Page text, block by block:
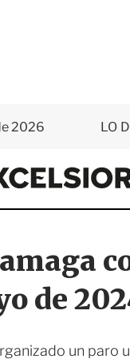
2026 LO
de
un paro